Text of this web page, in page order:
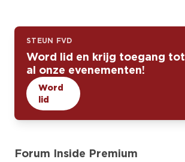
STEUN FVD
Word lid en krijg toegang tot
al onze evenementen!
Word
lid
Forum Inside Premium